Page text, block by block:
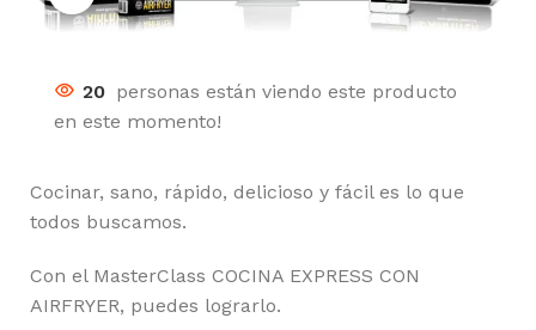
20 personas están viendo este producto
en este momento!
Cocinar, sano, rápido, delicioso y fácil es lo que
todos buscamos.
Con el MasterClass COCINA EXPRESS CON
AIRFRYER, puedes lograrlo.